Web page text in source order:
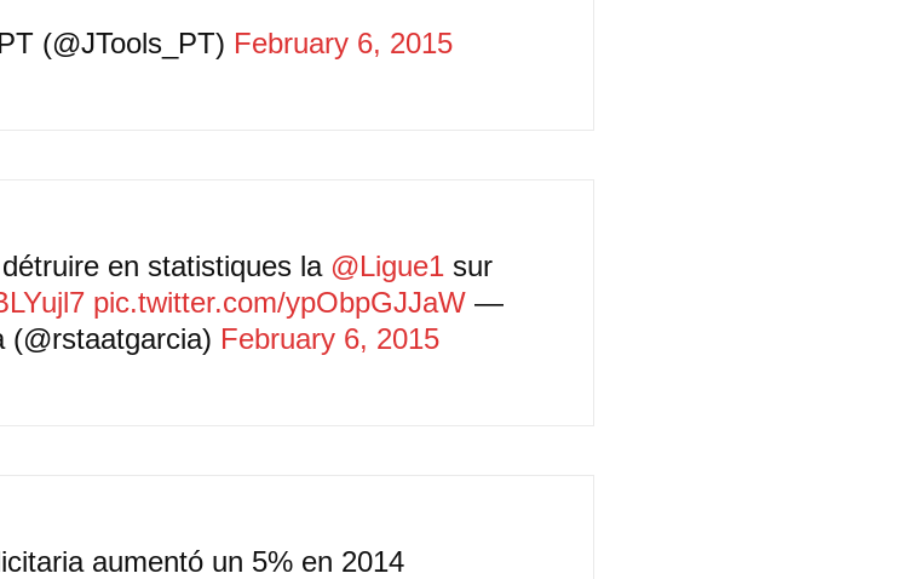
(@JTools_PT) February 6, 2015
en statistiques la @Ligue1 sur
pic.twitter.com/ypObpGJJaW —
(@rstaatgarcia) February 6, 2015
aumentó un 5% en 2014